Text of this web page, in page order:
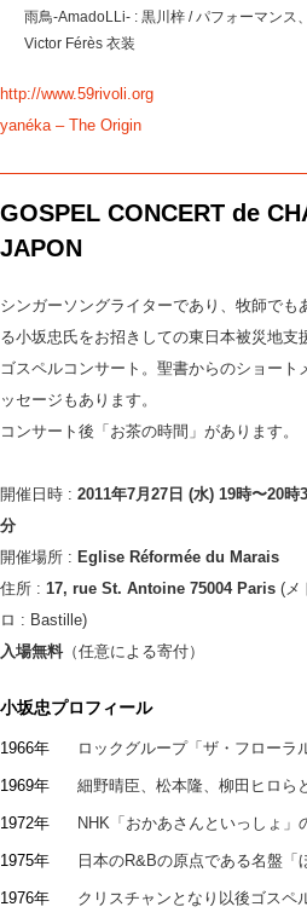
雨鳥-AmadoLLi- : 黒川梓 / パフォーマンス
Victor Férès 衣装
http://www.59rivoli.org
yanéka – The Origin
GOSPEL CONCERT de
JAPON
シンガーソングライターであり、牧師でも
る小坂忠氏をお招きしての東日本被災地支
ゴスペルコンサート。聖書からのショート
ッセージもあります。
コンサート後「お茶の時間」があります。
開催日時 : 2011年7月27日 (水) 19時〜20時
分
開催場所 : Eglise Réformée du Marais
住所 : 17, rue St. Antoine 75004 Paris (メ
ロ : Bastille)
入場無料（任意による寄付）
小坂忠プロフィール
1966年 ロックグループ「ザ・フローラ
1969年 細野晴臣、松本隆、柳田ヒロら
1972年 NHK「おかあさんといっしょ」
1975年 日本のR&Bの原点である名盤「
1976年 クリスチャンとなり以後ゴスペ